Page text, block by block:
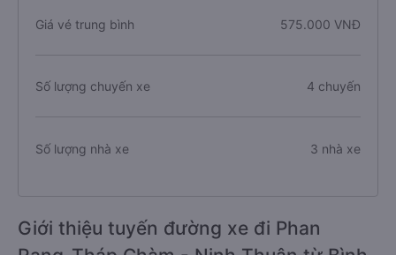
Giá vé trung bình 575.000 VNĐ
Số lượng chuyến xe 4 chuyến
Số lượng nhà xe 3 nhà xe
Giới thiệu tuyến đường xe đi Phan